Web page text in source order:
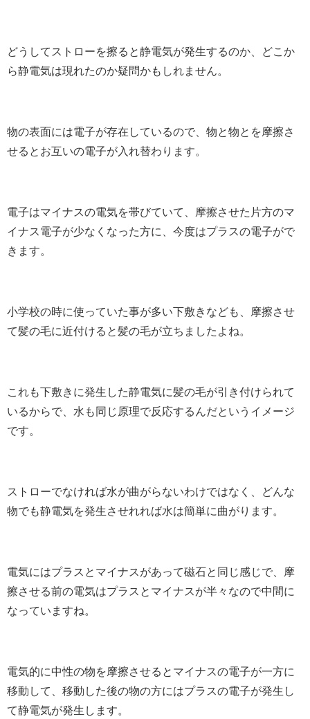
どうしてストローを擦ると静電気が発生するのか、どこか
ら静電気は現れたのか疑問かもしれません。
物の表面には電子が存在しているので、物と物とを摩擦さ
せるとお互いの電子が入れ替わります。
電子はマイナスの電気を帯びていて、摩擦させた片方のマ
イナス電子が少なくなった方に、今度はプラスの電子がで
きます。
小学校の時に使っていた事が多い下敷きなども、摩擦させ
て髪の毛に近付けると髪の毛が立ちましたよね。
これも下敷きに発生した静電気に髪の毛が引き付けられて
いるからで、水も同じ原理で反応するんだというイメージ
です。
ストローでなければ水が曲がらないわけではなく、どんな
物でも静電気を発生させれれば水は簡単に曲がります。
電気にはプラスとマイナスがあって磁石と同じ感じで、摩
擦させる前の電気はプラスとマイナスが半々なので中間に
なっていますね。
電気的に中性の物を摩擦させるとマイナスの電子が一方に
移動して、移動した後の物の方にはプラスの電子が発生し
て静電気が発生します。